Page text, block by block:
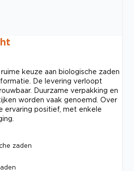
keuze aan biologische zaden
De levering verloopt
Duurzame verpakking en
worden vaak genoemd. Over
ervaring positief, met enkele
zaden